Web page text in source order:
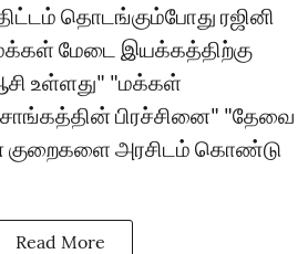
தொடங்கும்போது ரஜினி
மேடை இயக்கத்திற்கு
உள்ளது" "மக்கள்
பிரச்சினை" "தேவை
குறைகளை அரசிடம் கொண்டு
Read More